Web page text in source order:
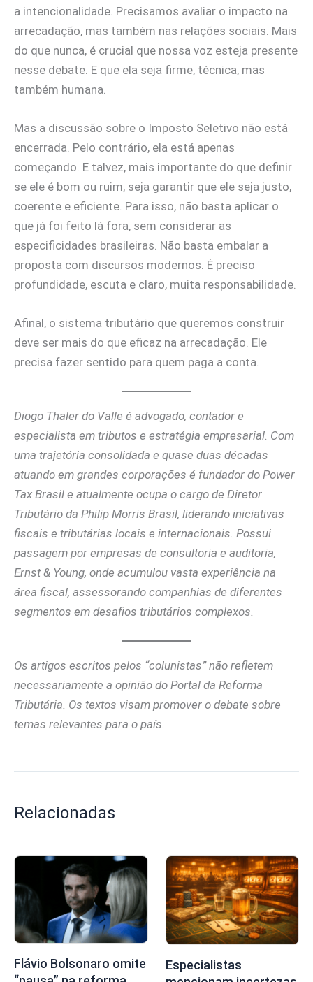
a intencionalidade. Precisamos avaliar o impacto na
arrecadação, mas também nas relações sociais. Mais
do que nunca, é crucial que nossa voz esteja presente
nesse debate. E que ela seja firme, técnica, mas
também humana.
Mas a discussão sobre o Imposto Seletivo não está
encerrada. Pelo contrário, ela está apenas
começando. E talvez, mais importante do que definir
se ele é bom ou ruim, seja garantir que ele seja justo,
coerente e eficiente. Para isso, não basta aplicar o
que já foi feito lá fora, sem considerar as
especificidades brasileiras. Não basta embalar a
proposta com discursos modernos. É preciso
profundidade, escuta e claro, muita responsabilidade.
Afinal, o sistema tributário que queremos construir
deve ser mais do que eficaz na arrecadação. Ele
precisa fazer sentido para quem paga a conta.
Diogo Thaler do Valle é advogado, contador e
especialista em tributos e estratégia empresarial. Com
uma trajetória consolidada e quase duas décadas
atuando em grandes corporações é fundador do Power
Tax Brasil e atualmente ocupa o cargo de Diretor
Tributário da Philip Morris Brasil, liderando iniciativas
fiscais e tributárias locais e internacionais. Possui
passagem por empresas de consultoria e auditoria,
Ernst & Young, onde acumulou vasta experiência na
área fiscal, assessorando companhias de diferentes
segmentos em desafios tributários complexos.
Os artigos escritos pelos “colunistas” não refletem
necessariamente a opinião do Portal da Reforma
Tributária. Os textos visam promover o debate sobre
temas relevantes para o país.
Relacionadas
Flávio Bolsonaro omite
Especialistas